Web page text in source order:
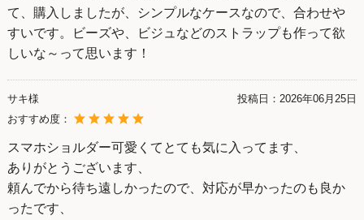
て、購入しましたが、シンプルなケースなので、合わせや
すいです。ビーズや、ビジュなどのストラップも作って欲
しいな～って思います！
サキ様 投稿日： 2026年06月25日
おすすめ度：
スマホショルダー可愛くてとても気に入ってます、
ありがとうございます、
頼んでから待ち遠しかったので、対応が早かったのも良か
ったです、